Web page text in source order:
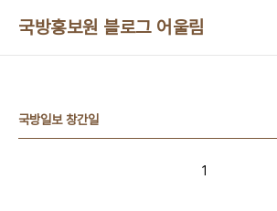
국방홍보원 블로그 어울림
국방일보 창간일
1